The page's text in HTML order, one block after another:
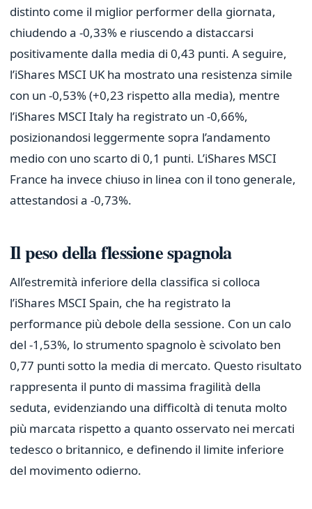
distinto come il miglior performer della giornata,
chiudendo a -0,33% e riuscendo a distaccarsi
positivamente dalla media di 0,43 punti. A seguire,
l’iShares MSCI UK ha mostrato una resistenza simile
con un -0,53% (+0,23 rispetto alla media), mentre
l’iShares MSCI Italy ha registrato un -0,66%,
posizionandosi leggermente sopra l’andamento
medio con uno scarto di 0,1 punti. L’iShares MSCI
France ha invece chiuso in linea con il tono generale,
attestandosi a -0,73%.
Il peso della flessione spagnola
All’estremità inferiore della classifica si colloca
l’iShares MSCI Spain, che ha registrato la
performance più debole della sessione. Con un calo
del -1,53%, lo strumento spagnolo è scivolato ben
0,77 punti sotto la media di mercato. Questo risultato
rappresenta il punto di massima fragilità della
seduta, evidenziando una difficoltà di tenuta molto
più marcata rispetto a quanto osservato nei mercati
tedesco o britannico, e definendo il limite inferiore
del movimento odierno.